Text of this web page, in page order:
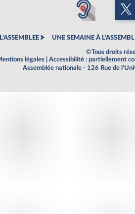
UNE SEMAINE À
©Tous droits
légales
Accessibilité : partiellement
Assemblée nationale - 126 Rue de